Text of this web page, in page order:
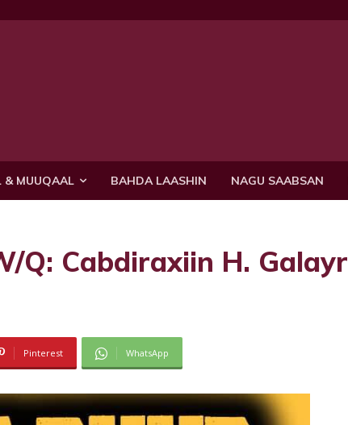
& MUUQAAL BAHDA LAASHIN NAGU SAABSAN
Q: Cabdiraxiin H. Galayr
Pinterest WhatsApp